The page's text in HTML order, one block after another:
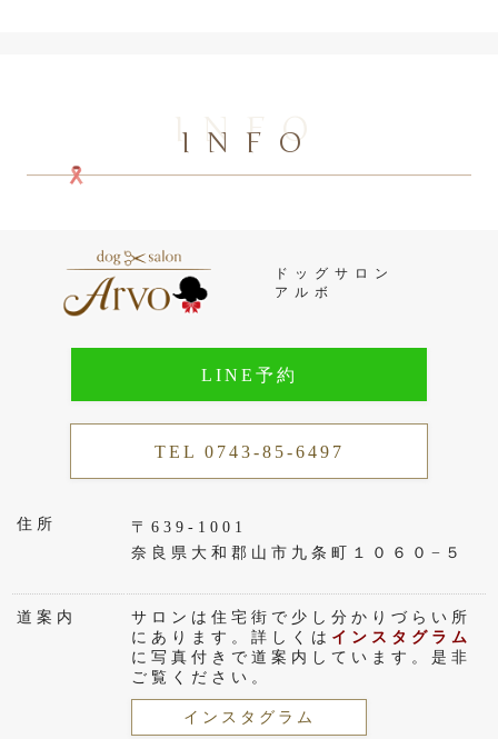
INFO
INFO
ドッグサロン
アルボ
LINE予約
TEL 0743-85-6497
住所
〒639-1001
奈良県大和郡山市九条町１０６０−５
道案内
サロンは住宅街で少し分かりづらい所
にあります。詳しくは インスタグラム
に写真付きで道案内しています。是非
ご覧ください。
インスタグラム